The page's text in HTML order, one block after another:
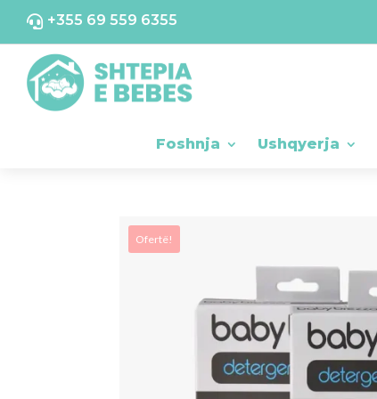
 +355 69 559 6355
Foshnja Ushqyerja
Ofertë!